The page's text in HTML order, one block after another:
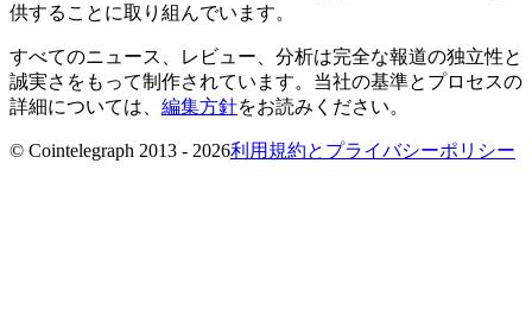
供することに取り組んでいます。
すべてのニュース、レビュー、分析は完全な報道の独立性と
誠実さをもって制作されています。当社の基準とプロセスの
詳細については、 編集方針をお読みください。
© Cointelegraph 2013 - 2026利用規約とプライバシーポリシー